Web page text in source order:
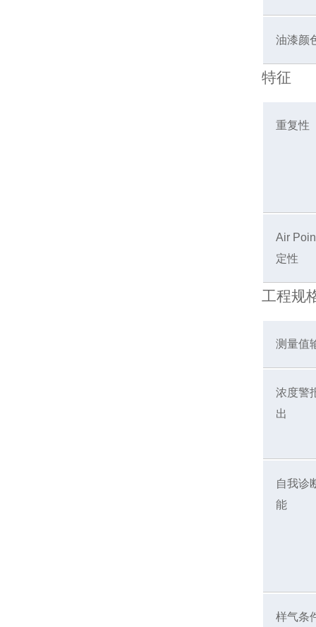
油漆颜
特征
重复性
Air
定性
工程规
测量值
浓度警
出
自我诊
能
样气条